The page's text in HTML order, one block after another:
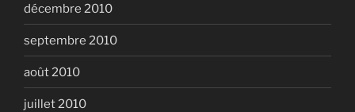
décembre 2010
septembre 2010
août 2010
juillet 2010